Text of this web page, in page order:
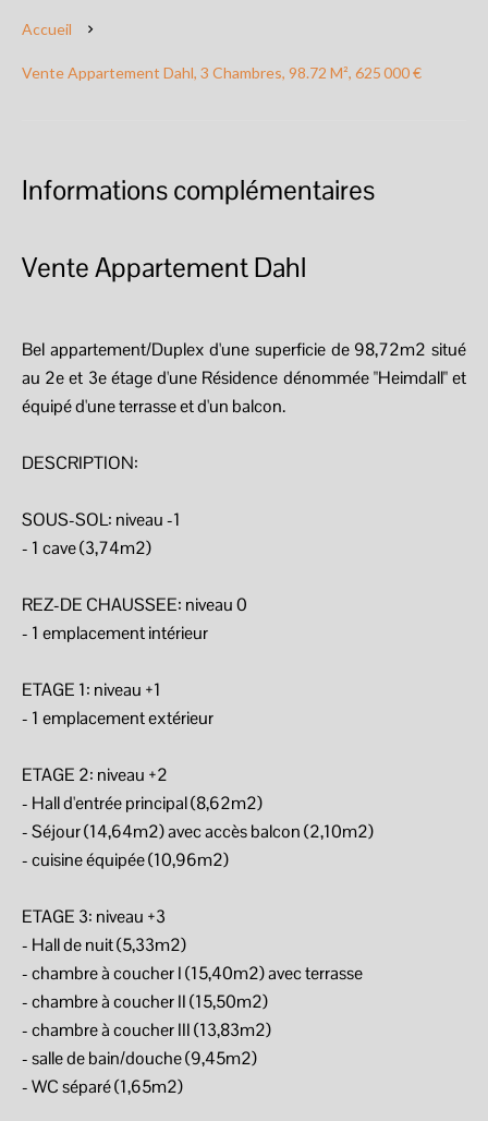
Accueil
Vente Appartement Dahl, 3 Chambres, 98.72 M², 625 000 €
Informations complémentaires
Vente Appartement Dahl
Bel appartement/Duplex d'une superficie de 98,72m2 situé
au 2e et 3e étage d'une Résidence dénommée "Heimdall" et
équipé d'une terrasse et d'un balcon.
DESCRIPTION:
SOUS-SOL: niveau -1
- 1 cave (3,74m2)
REZ-DE CHAUSSEE: niveau 0
- 1 emplacement intérieur
ETAGE 1: niveau +1
- 1 emplacement extérieur
ETAGE 2: niveau +2
- Hall d'entrée principal (8,62m2)
- Séjour (14,64m2) avec accès balcon (2,10m2)
- cuisine équipée (10,96m2)
ETAGE 3: niveau +3
- Hall de nuit (5,33m2)
- chambre à coucher I (15,40m2) avec terrasse
- chambre à coucher II (15,50m2)
- chambre à coucher III (13,83m2)
- salle de bain/douche (9,45m2)
- WC séparé (1,65m2)